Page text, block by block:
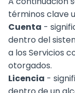
términos clave
Cuenta -
dentro del
a los Servicios
otorgados.
Licencia -